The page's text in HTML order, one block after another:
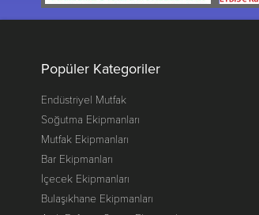
Popüler Kategoriler
Endüstriyel Mutfak
Soğutma Ekipmanları
Mutfak Ekipmanları
Bar Ekipmanları
İçecek Ekipmanları
Bulaşıkhane Ekipmanları